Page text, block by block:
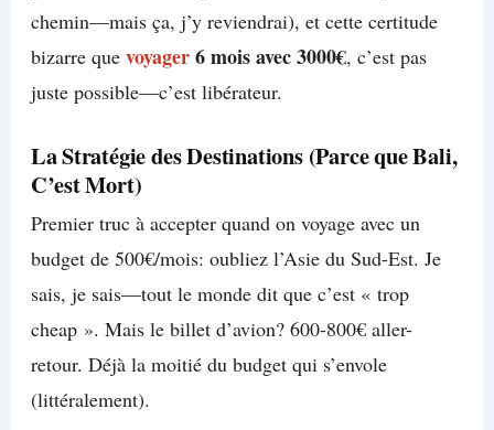
chemin—mais ça, j’y reviendrai), et cette certitude
bizarre que voyager6 mois avec 3000€, c’est pas
juste possible—c’est libérateur.
La Stratégie des Destinations (Parce que Bali,
C’est Mort)
Premier truc à accepter quand on voyage avec un
budget de 500€/mois: oubliez l’Asie du Sud-Est. Je
sais, je sais—tout le monde dit que c’est « trop
cheap ». Mais le billet d’avion? 600-800€ aller-
retour. Déjà la moitié du budget qui s’envole
(littéralement).